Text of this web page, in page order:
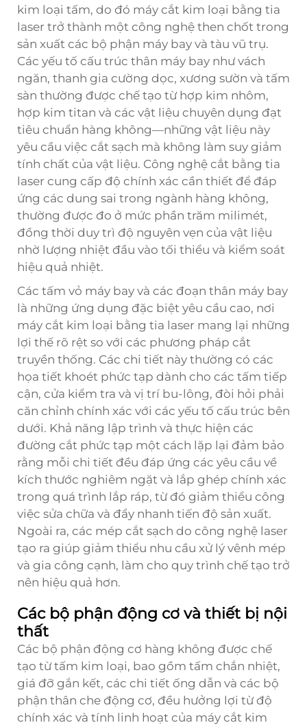
kim loại tấm, do đó máy cắt kim loại bằng tia
laser trở thành một công nghệ then chốt trong
sản xuất các bộ phận máy bay và tàu vũ trụ.
Các yếu tố cấu trúc thân máy bay như vách
ngăn, thanh gia cường dọc, xương sườn và tấm
sàn thường được chế tạo từ hợp kim nhôm,
hợp kim titan và các vật liệu chuyên dụng đạt
tiêu chuẩn hàng không—những vật liệu này
yêu cầu việc cắt sạch mà không làm suy giảm
tính chất của vật liệu. Công nghệ cắt bằng tia
laser cung cấp độ chính xác cần thiết để đáp
ứng các dung sai trong ngành hàng không,
thường được đo ở mức phần trăm milimét,
đồng thời duy trì độ nguyên vẹn của vật liệu
nhờ lượng nhiệt đầu vào tối thiểu và kiểm soát
hiệu quả nhiệt.
Các tấm vỏ máy bay và các đoạn thân máy bay
là những ứng dụng đặc biệt yêu cầu cao, nơi
máy cắt kim loại bằng tia laser mang lại những
lợi thế rõ rệt so với các phương pháp cắt
truyền thống. Các chi tiết này thường có các
họa tiết khoét phức tạp dành cho các tấm tiếp
cận, cửa kiểm tra và vị trí bu-lông, đòi hỏi phải
căn chỉnh chính xác với các yếu tố cấu trúc bên
dưới. Khả năng lập trình và thực hiện các
đường cắt phức tạp một cách lặp lại đảm bảo
rằng mỗi chi tiết đều đáp ứng các yêu cầu về
kích thước nghiêm ngặt và lắp ghép chính xác
trong quá trình lắp ráp, từ đó giảm thiểu công
việc sửa chữa và đẩy nhanh tiến độ sản xuất.
Ngoài ra, các mép cắt sạch do công nghệ laser
tạo ra giúp giảm thiểu nhu cầu xử lý vênh mép
và gia công cạnh, làm cho quy trình chế tạo trở
nên hiệu quả hơn.
Các bộ phận động cơ và thiết bị nội
thất
Các bộ phận động cơ hàng không được chế
tạo từ tấm kim loại, bao gồm tấm chắn nhiệt,
giá đỡ gắn kết, các chi tiết ống dẫn và các bộ
phận thân che động cơ, đều hưởng lợi từ độ
chính xác và tính linh hoạt của máy cắt kim